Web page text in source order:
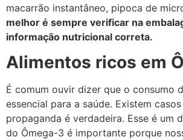
macarrão instantâneo, pipoca de
melhor é sempre verificar na
informação nutricional correta.
Alimentos ricos em
É comum ouvir dizer que o consumo
essencial para a saúde. Existem
propaganda é verdadeira. Esse é um
do Ômega-3 é importante porque